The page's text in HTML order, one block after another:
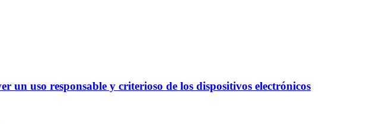
un uso responsable y criterioso de los dispositivos electrónicos